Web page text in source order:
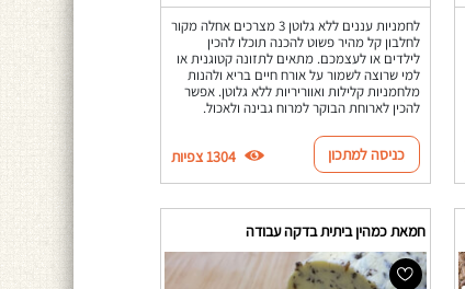
לחמניות עננים ללא גלוטן 3 מצרכים אחלה מקור
לחלבון קל מהיר פשוט להכנה תוכלו להכין
לילדים או לעצמכם. מתאים לתזונה קטוגנית או
למי שרוצה לשמור על אורח חיים בריא ולהנות
מלחמניות קלילות ואווריריות ללא גלוטן. אפשר
להכין לארוחת הבוקר למרוח גבינה ולאכול.
כניסה למתכון 1304 צפיות
חמאת כמהין ביתית בדקה עבודה